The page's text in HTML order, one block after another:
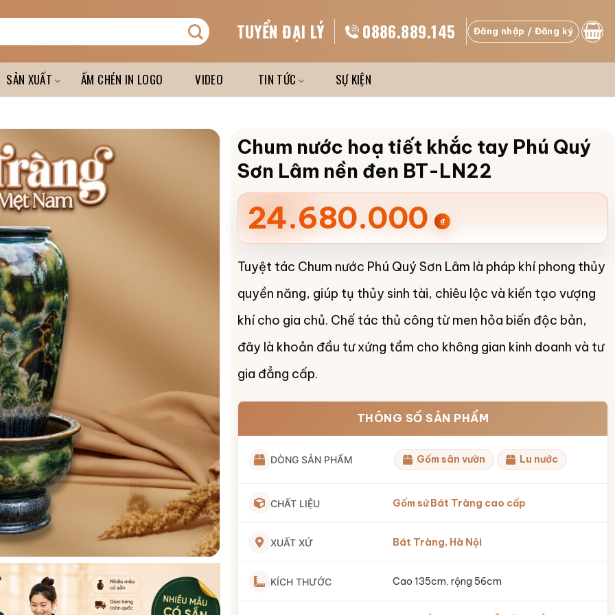
TUYỂN ĐẠI LÝ 0886.889.145 Đăng nhập / Đăng ký
SẢN XUẤT ẤM CHÉN IN LOGO VIDEO TIN TỨC SỰ KIỆN
Chum nước hoạ tiết khắc tay Phú Quý
Sơn Lâm nền đen BT-LN22
24.680.000 ₫
Tuyệt tác Chum nước Phú Quý Sơn Lâm là pháp khí phong thủy
quyền năng, giúp tụ thủy sinh tài, chiêu lộc và kiến tạo vượng
khí cho gia chủ. Chế tác thủ công từ men hỏa biến độc bản,
đây là khoản đầu tư xứng tầm cho không gian kinh doanh và tư
gia đẳng cấp.
THÔNG SỐ SẢN PHẨM
DÒNG SẢN PHẨM Gốm sân vườn Lu nước
CHẤT LIỆU Gốm sứ Bát Tràng cao cấp
XUẤT XỨ Bát Tràng, Hà Nội
KÍCH THƯỚC Cao 135cm, rộng 56cm